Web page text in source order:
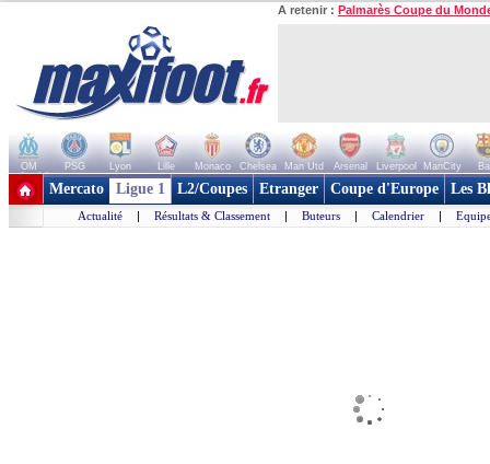
A retenir : Palmarès Coupe du
OM PSG Lyon Lille Monaco Chelsea Man Utd Arsenal Liverpool ManCity
+ de clubs
Mercato Ligue 1 L2/Coupes Etranger Coupe d'Europe Les
Actualité | Résultats & Classement | Buteurs | Calendrier |